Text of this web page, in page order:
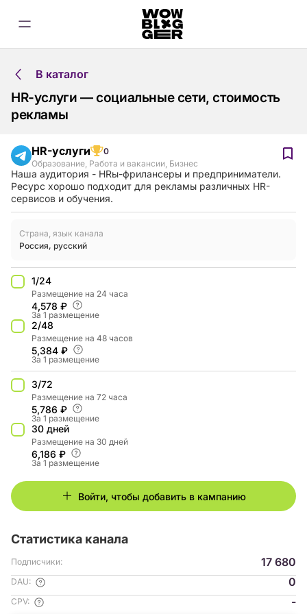
В каталог
HR-услуги — социальные сети, стоимость
рекламы
HR-услуги
0
Образование, Работа и вакансии, Бизнес
Наша аудитория - HRы-фрилансеры и предприниматели.
Ресурс хорошо подходит для рекламы различных HR-
сервисов и обучения.
Страна, язык канала
Россия, русский
1/24
Размещение на 24 часа
4,578 ₽
За 1 размещение
2/48
Размещение на 48 часов
5,384 ₽
За 1 размещение
3/72
Размещение на 72 часа
5,786 ₽
За 1 размещение
30 дней
Размещение на 30 дней
6,186 ₽
За 1 размещение
Войти, чтобы добавить в кампанию
Статистика канала
Подписчики: 17 680
DAU: 0
CPV: -